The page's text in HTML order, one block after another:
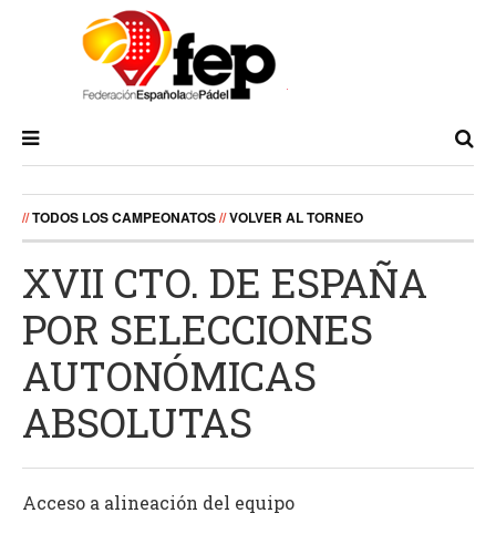
//TODOS LOS CAMPEONATOS//VOLVER AL TORNEO
XVII CTO. DE ESPAÑA
POR SELECCIONES
AUTONÓMICAS
ABSOLUTAS
Acceso a alineación del equipo